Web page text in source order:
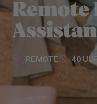
Remote
REMOTE 40